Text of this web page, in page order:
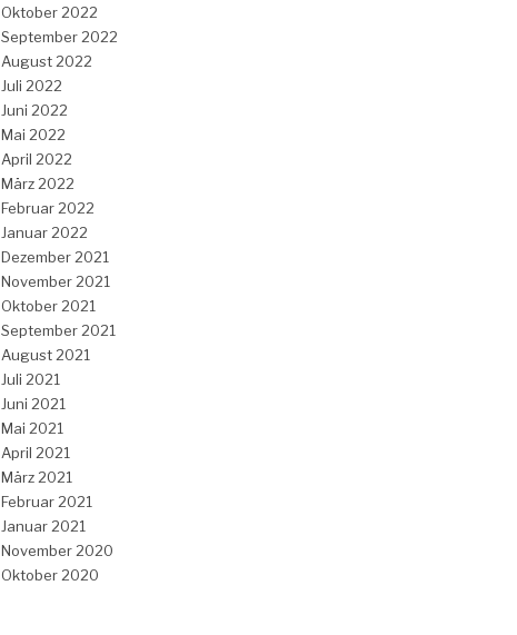
Oktober 2022
September 2022
August 2022
Juli 2022
Juni 2022
Mai 2022
April 2022
März 2022
Februar 2022
Januar 2022
Dezember 2021
November 2021
Oktober 2021
September 2021
August 2021
Juli 2021
Juni 2021
Mai 2021
April 2021
März 2021
Februar 2021
Januar 2021
November 2020
Oktober 2020